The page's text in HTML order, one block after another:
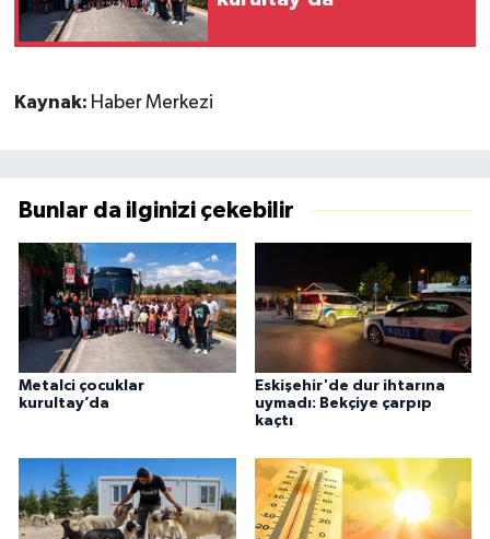
Kaynak: Haber Merkezi
Bunlar da ilginizi çekebilir
Metalci çocuklar
kurultay’da
Eskişehir'de dur ihtarına
uymadı: Bekçiye çarpıp
kaçtı